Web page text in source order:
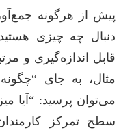
پیش از هرگونه
دنبال چه چیزی
قابل اندازه‌گیری و
مثال، به جای
می‌توان پرسید: “آیا
سطح تمرکز کارمندان